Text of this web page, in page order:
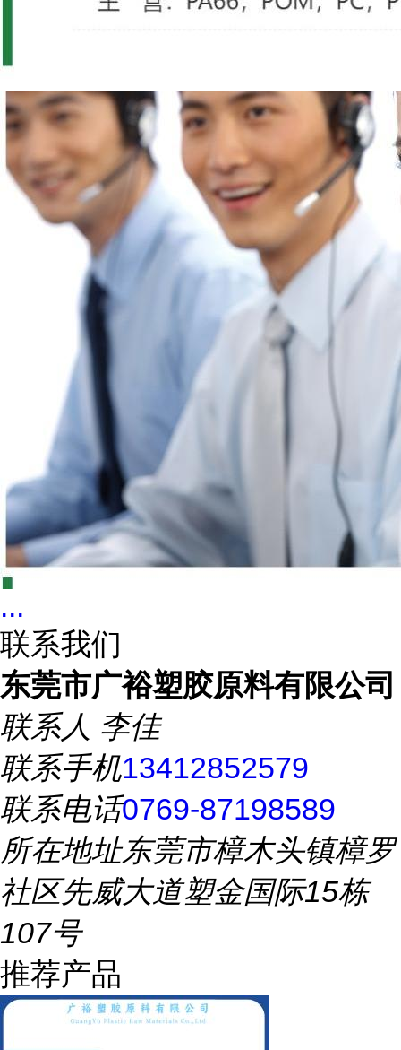
...
联系我们
东莞市广裕塑胶原料有限公司
联系人 李佳
联系手机13412852579
联系电话0769-87198589
所在地址东莞市樟木头镇樟罗
社区先威大道塑金国际15栋
107号
推荐产品